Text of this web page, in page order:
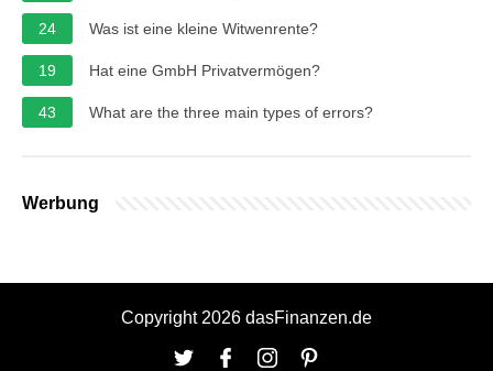
24 Was ist eine kleine Witwenrente?
19 Hat eine GmbH Privatvermögen?
43 What are the three main types of errors?
Werbung
Copyright 2026 dasFinanzen.de